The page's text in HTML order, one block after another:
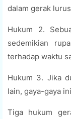
dalam gerak
Hukum 2.
sedemikian
terhadap waktu
Hukum 3. Jika
lain, gaya-gaya
Tiga hukum